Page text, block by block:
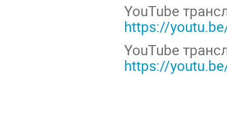
YouTube
https://
YouTube
https://